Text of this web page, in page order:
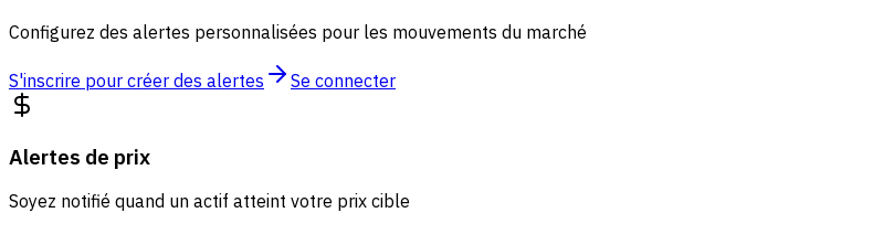
Configurez des alertes personnalisées pour les mouvements du marché
S'inscrire pour créer des alertes Se connecter
Alertes de prix
Soyez notifié quand un actif atteint votre prix cible